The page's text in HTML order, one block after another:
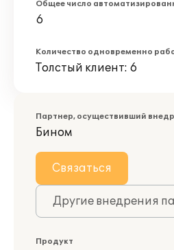
Общее число
6
Количество одновременно
Толстый клиент: 6
Партнер, осуществивший
Бином
Связаться
Другие внедрения
Продукт